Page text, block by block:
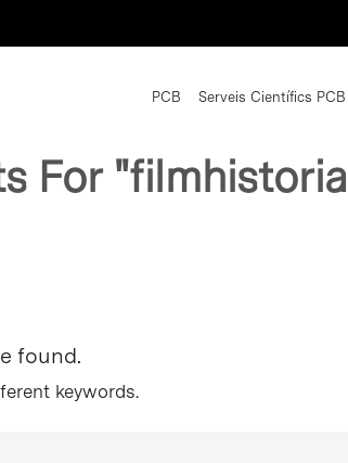
PCB Serveis Científics PCB
For
found.
keywords.